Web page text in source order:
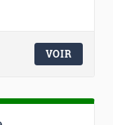
VOIR